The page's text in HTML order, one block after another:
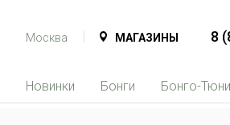
Москва МАГАЗИНЫ 8
Новинки Бонги Бонго-